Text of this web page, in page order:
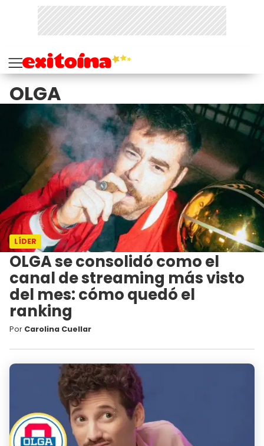
OLGA
LÍDER
OLGA se consolidó como el
canal de streaming más visto
del mes: cómo quedó el
ranking
Por Carolina Cuellar